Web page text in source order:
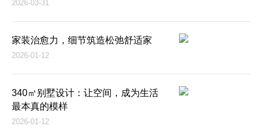
2026-03-31
家装治愈力，细节筑造松弛舒适家
2026-01-12
340㎡别墅设计：让空间，成为生活
最本真的模样
2026-01-12